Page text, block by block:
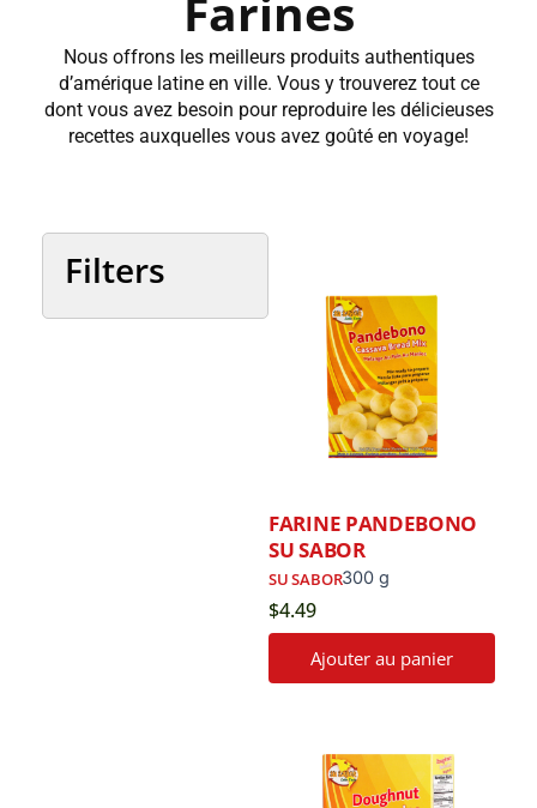
Farines
Nous offrons les meilleurs produits authentiques
d’amérique latine en ville. Vous y trouverez tout ce
dont vous avez besoin pour reproduire les délicieuses
recettes auxquelles vous avez goûté en voyage!
Filters
Catégories
FARINE PANDEBONO
SU SABOR
SU SABOR300 g
$4.49
Ajouter au panier